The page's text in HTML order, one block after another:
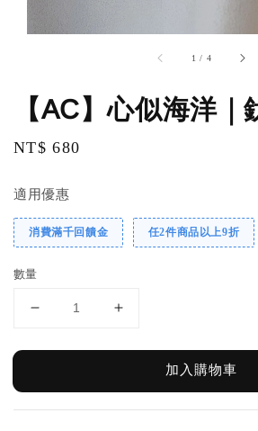
1 / 4
【AC】心似海洋｜
Regular
NT$ 680
適用優惠
消費滿千回饋金 任2件商品以上9折
數量
加入購物車